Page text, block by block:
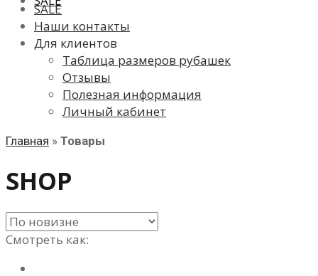
SALE
Наши контакты
Для клиентов
Таблица размеров рубашек
Отзывы
Полезная информация
Личный кабинет
Главная » Товары
SHOP
Смотреть как: